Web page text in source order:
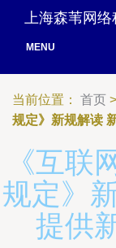
上海森苇网络
MENU
当前位置： 首页 >
规定》新规解读
《互联
规定》
提供